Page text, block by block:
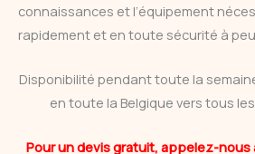
connaissances et l’équipement
rapidement et en toute sécurité à peu
Disponibilité pendant toute la
en toute la Belgique vers tous
Pour un devis gratuit, appelez-nous